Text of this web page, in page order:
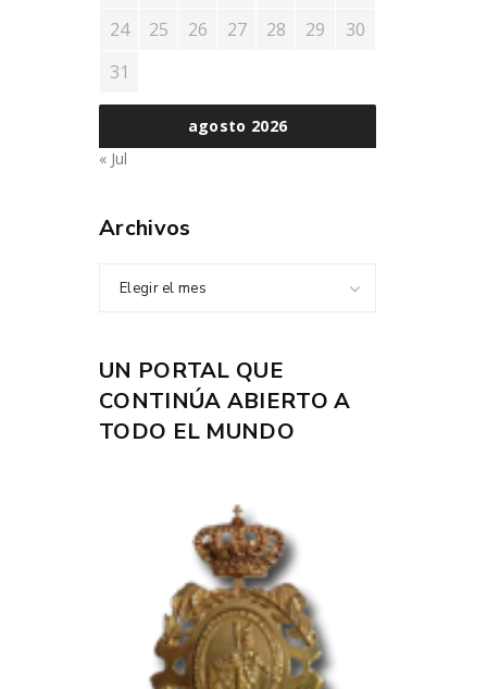
agosto 2026
24
25 26 27 28 29
30
31
« Jul
Archivos
Elegir el mes
UN PORTAL QUE
CONTINÚA ABIERTO A
TODO EL MUNDO